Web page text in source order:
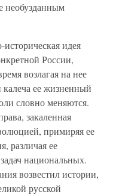
необузданным
идея
России,
возлагая на нее
калеча ее жизненный
словно меняются.
закаленная
примиряя ее
различая ее
национальных.
возвестил истории,
русской